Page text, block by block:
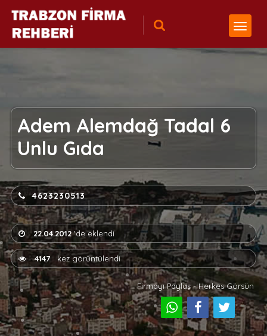
Adem Alemdağ Tadal 6
Unlu Gıda
4623230513
22.04.2012'de eklendi
4147kez görüntülendi
Firmayı Paylaş - Herkes Görsün